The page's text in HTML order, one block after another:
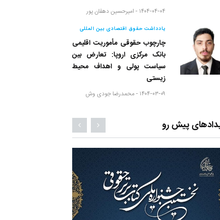
۱۴۰۴-۰۴-۰۴ - امیرحسین دهقان پور
یادداشت حقوق اقتصادی بین المللی
چارچوب حقوقی مأموریت اقلیمی
بانک مرکزی اروپا: تعارض بین
سیاست پولی و اهداف محیط
زیستی
۱۴۰۴-۰۳-۰۹ - محمدرضا جودی وش
پیش رو